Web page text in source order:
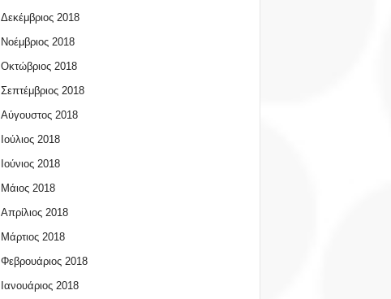
Δεκέμβριος 2018
Νοέμβριος 2018
Οκτώβριος 2018
Σεπτέμβριος 2018
Αύγουστος 2018
Ιούλιος 2018
Ιούνιος 2018
Μάιος 2018
Απρίλιος 2018
Μάρτιος 2018
Φεβρουάριος 2018
Ιανουάριος 2018